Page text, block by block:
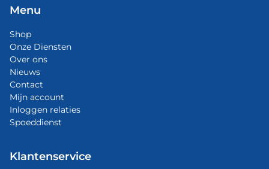
Menu
Shop
Onze Diensten
Over ons
Nieuws
Contact
Mijn account
Inloggen relaties
Spoeddienst
Klantenservice